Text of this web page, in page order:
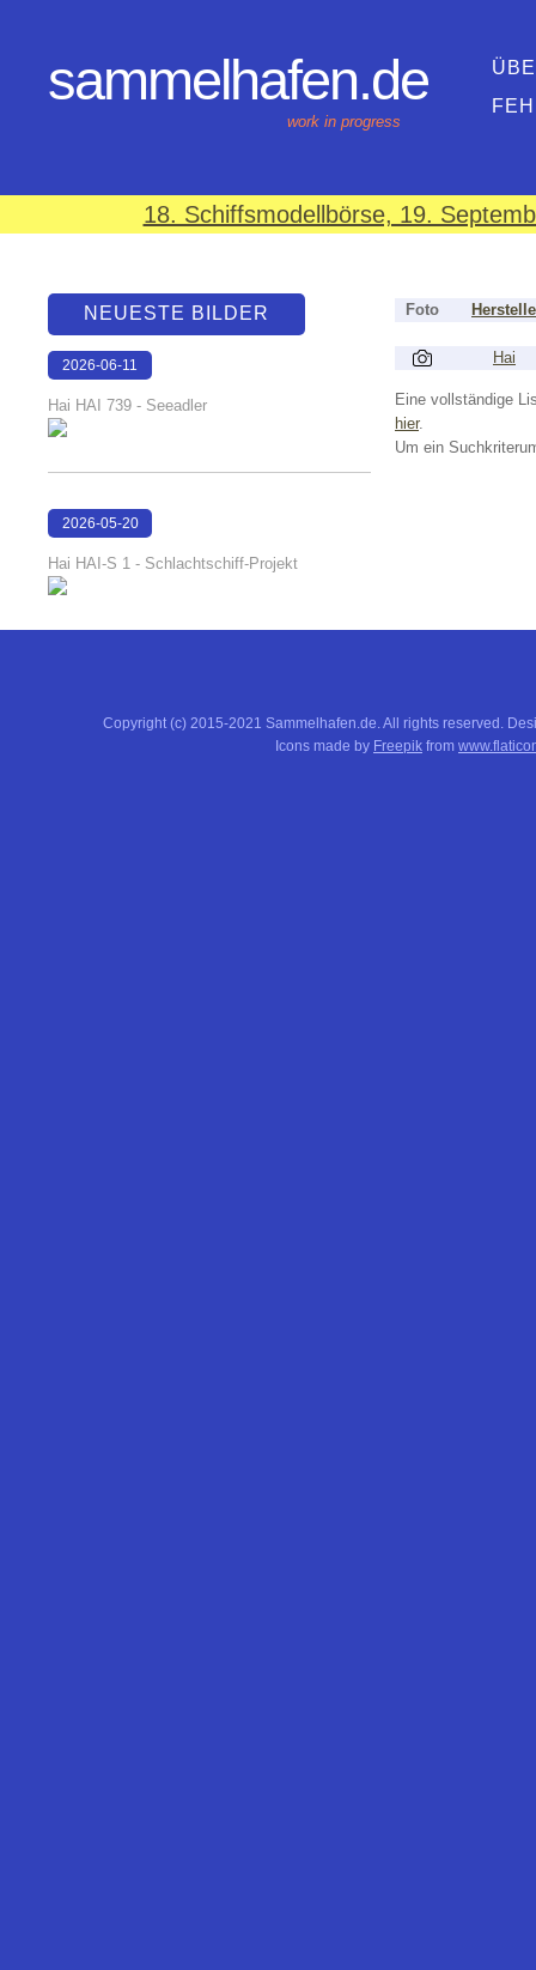
sammelhafen.de
work in progress
18. Schiffsmodellbörse, 19.
Foto
Hai
Eine vollständige
hier.
Um ein
NEUESTE BILDER
2026-06-11
Hai HAI 739 - Seeadler
2026-05-20
Hai HAI-S 1 - Schlachtschiff-Projekt
Copyright (c) 2015-2021 Sammelhafen.de. All rights reserved.
Icons made by Freepik from